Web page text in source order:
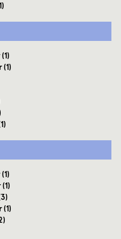
(1)
(1)
(1)
(1)
(1)